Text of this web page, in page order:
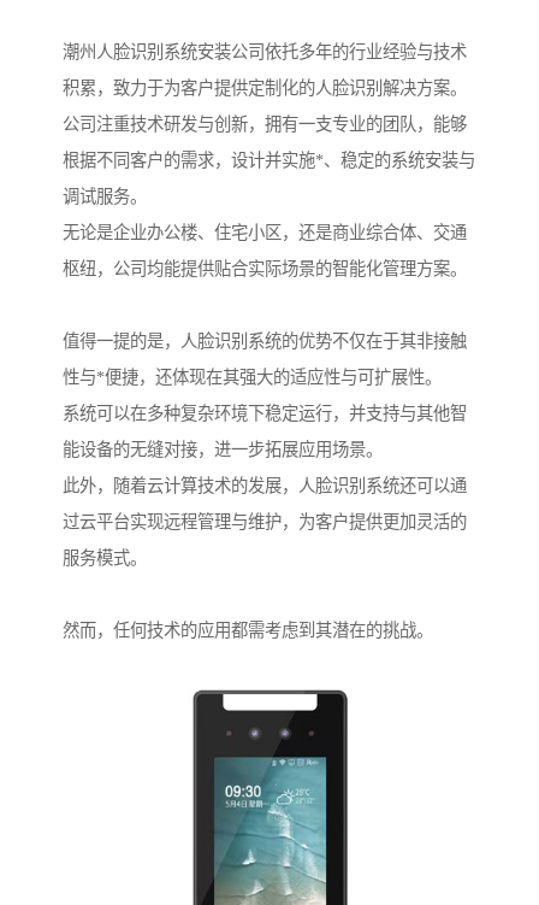
潮州人脸识别系统安装公司依托多年的行业经验与技术
积累，致力于为客户提供定制化的人脸识别解决方案。
公司注重技术研发与创新，拥有一支专业的团队，能够
根据不同客户的需求，设计并实施*、稳定的系统安装与
调试服务。
无论是企业办公楼、住宅小区，还是商业综合体、交通
枢纽，公司均能提供贴合实际场景的智能化管理方案。
值得一提的是，人脸识别系统的优势不仅在于其非接触
性与*便捷，还体现在其强大的适应性与可扩展性。
系统可以在多种复杂环境下稳定运行，并支持与其他智
能设备的无缝对接，进一步拓展应用场景。
此外，随着云计算技术的发展，人脸识别系统还可以通
过云平台实现远程管理与维护，为客户提供更加灵活的
服务模式。
然而，任何技术的应用都需考虑到其潜在的挑战。